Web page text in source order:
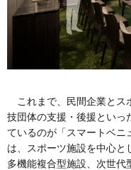
これまで、民間企業とス
技団体の支援・後援といっ
ているのが「スマートベニ
は、スポーツ施設を中心と
多機能複合型施設、次世代